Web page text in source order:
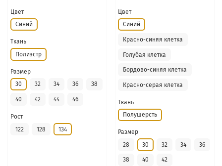
Цвет
Синий
Ткань
Полиэстр
Размер
30
32 34 36 38
40 42 44 46
Рост
122
128 134
Цвет
Синий
Красно-синяя клетка
Голубая клетка
Бордово-синяя клетка
Красно-серая клетка
Ткань
Полушерсть
Размер
28
30 32 34 36
38 40 42